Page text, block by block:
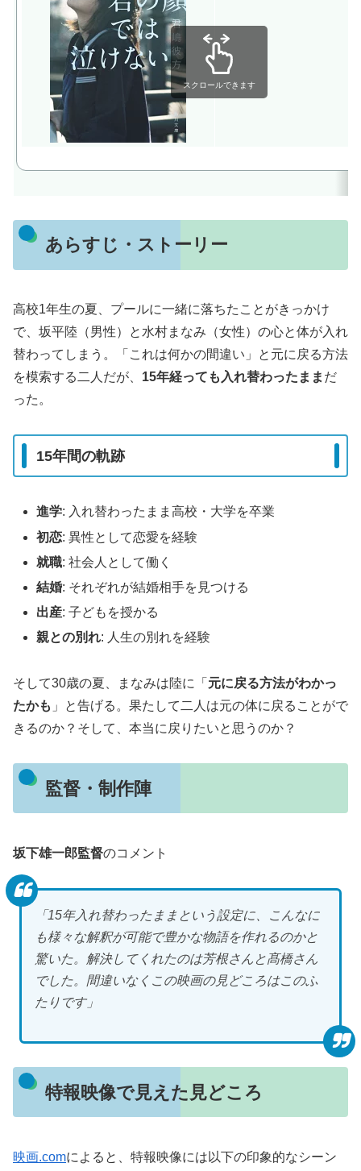
スクロールできます
あらすじ・ストーリー
高校1年生の夏、プールに一緒に落ちたことがきっかけ
で、坂平陸（男性）と水村まなみ（女性）の心と体が入れ
替わってしまう。「これは何かの間違い」と元に戻る方法
を模索する二人だが、 15年経っても入れ替わったままだ
った。
15年間の軌跡
進学: 入れ替わったまま高校・大学を卒業
初恋: 異性として恋愛を経験
就職: 社会人として働く
結婚: それぞれが結婚相手を見つける
出産: 子どもを授かる
親との別れ: 人生の別れを経験
そして30歳の夏、まなみは陸に「 元に戻る方法がわかっ
たかも 」と告げる。果たして二人は元の体に戻ることがで
きるのか？そして、本当に戻りたいと思うのか？
監督・制作陣
坂下雄一郎監督のコメント
「15年入れ替わったままという設定に、こんなに
も様々な解釈が可能で豊かな物語を作れるのかと
驚いた。解決してくれたのは芳根さんと髙橋さん
でした。間違いなくこの映画の見どころはこのふ
たりです」
特報映像で見えた見どころ
映画.comによると、特報映像には以下の印象的なシーン